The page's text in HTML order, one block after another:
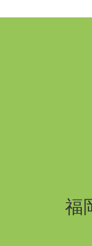
福